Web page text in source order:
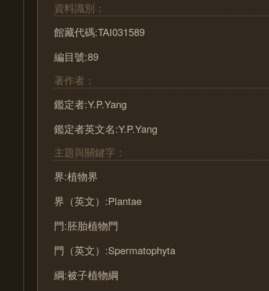
資料識別：
館藏代碼:TAI031589
編目號:89
著作者：
鑑定者:Y.P.Yang
鑑定者英文名:Y.P.Yang
主題與關鍵字：
界:植物界
界（英文）:Plantae
門:胚胎植物門
門（英文）:Spermatophyta
綱:被子植物綱